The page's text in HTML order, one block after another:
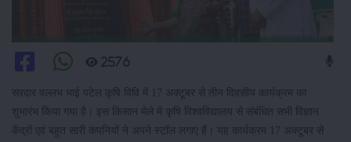
2576
सरदार वल्लभ भाई पटेल कृषि विवि में 17 अक्टूबर से तीन दिवसीय कार्यक्रम का
शुभारंभ किया गया है। इस किसान मेले में कृषि विश्वविद्यालय से संबंधित सभी विज्ञान
केंद्रों एवं बहुत सारी कंपनियों ने अपने स्टॉल लगाए हैं। यह कार्यक्रम 17 अक्टूबर से